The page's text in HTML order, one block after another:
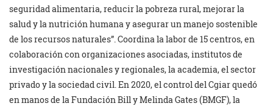
seguridad alimentaria, reducir la pobreza rural, mejorar la
salud y la nutrición humana y asegurar un manejo sostenible
de los recursos naturales”. Coordina la labor de 15 centros, en
colaboración con organizaciones asociadas, institutos de
investigación nacionales y regionales, la academia, el sector
privado y la sociedad civil. En 2020, el control del Cgiar quedó
en manos de la Fundación Bill y Melinda Gates (BMGF), la